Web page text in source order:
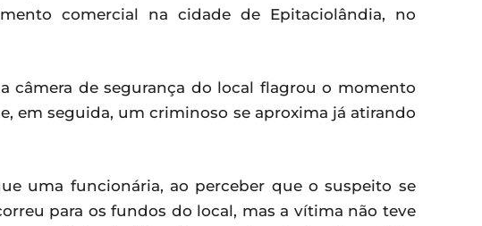
comercial na cidade de Epitaciolândia, no
câmera de segurança do local flagrou o momento
em seguida, um criminoso se aproxima já atirando
uma funcionária, ao perceber que o suspeito se
para os fundos do local, mas a vítima não teve